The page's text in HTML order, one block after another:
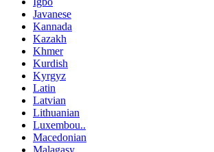
Javanese
Kannada
Kazakh
Khmer
Kurdish
Kyrgyz
Latin
Latvian
Lithuanian
Luxembou..
Macedonian
Malagasy